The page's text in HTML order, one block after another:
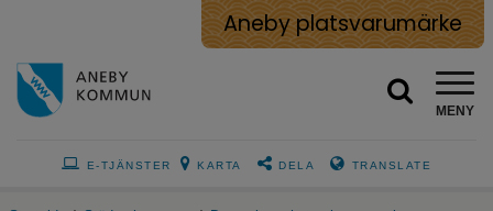
Aneby platsvarumärke
MENY
E-TJÄNSTER KARTA DELA TRANSLATE